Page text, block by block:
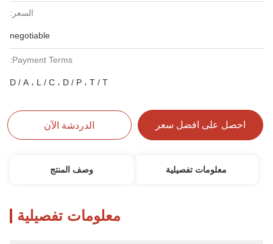
السعر:
negotiable
Payment Terms:
D / A ، L / C ، D / P ، T / T
احصل على افضل سعر الدردشة الآن
معلومات تفصيلية وصف المنتج
معلومات تفصيلية